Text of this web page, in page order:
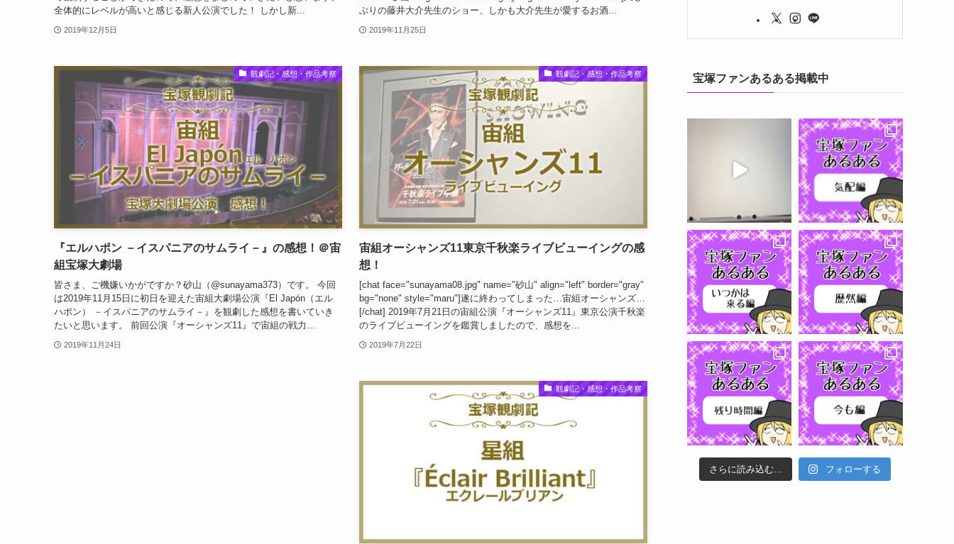
全体的にレベルが高いと感じる新人公演でした！ しかし新...
2019年12月5日
ぶりの藤井大介先生のショー、しかも大介先生が愛するお酒...
2019年11月25日
観劇記・感想・作品考察
『エルハポン －イスパニアのサムライ－』の感想！＠宙
組宝塚大劇場
皆さま、ご機嫌いかがですか？砂山（@sunayama373）です。 今回
は2019年11月15日に初日を迎えた宙組大劇場公演『El Japón（エル
ハポン） －イスパニアのサムライ－』を観劇した感想を書いていき
たいと思います。 前回公演『オーシャンズ11』で宙組の戦力...
2019年11月24日
観劇記・感想・作品考察
宙組オーシャンズ11東京千秋楽ライブビューイングの感
想！
[chat face="sunayama08.jpg" name="砂山" align="left" border="gray"
bg="none" style="maru"]遂に終わってしまった…宙組オーシャンズ…
[/chat] 2019年7月21日の宙組公演『オーシャンズ11』東京公演千秋楽
のライブビューイングを鑑賞しましたので、感想を...
2019年7月22日
観劇記・感想・作品考察
宝塚ファンあるある掲載中
さらに読み込む... フォローする